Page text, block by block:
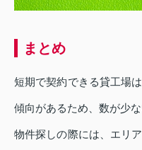
まとめ
短期で契約できる貸工場
傾向があるため、数が少な
物件探しの際には、エリ